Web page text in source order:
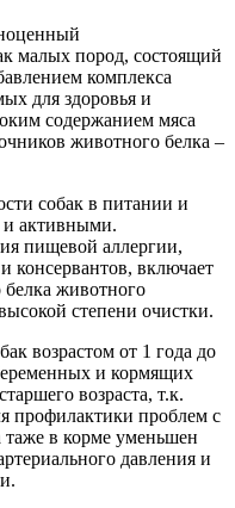
малых пород, состоящий
комплекса
для здоровья и
содержанием мяса
животного белка –
собак в питании и
и активными.
пищевой аллергии,
консервантов, включает
белка животного
степени очистки.
возрастом от 1 года до
и кормящих
возраста, т.к.
профилактики проблем с
в корме уменьшен
давления и